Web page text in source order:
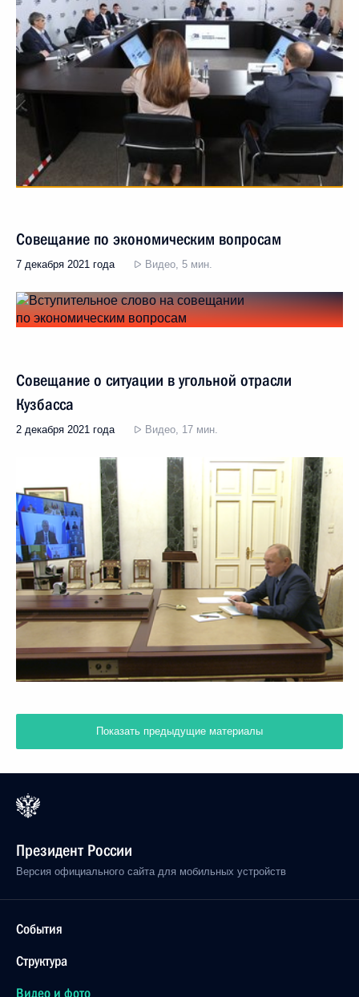
Совещание по экономическим вопросам
7 декабря 2021 года Видео, 5 мин.
Совещание о ситуации в угольной отрасли
Кузбасса
2 декабря 2021 года Видео, 17 мин.
Показать предыдущие материалы
Президент России
Версия официального сайта для мобильных устройств
События
Структура
Видео и фото